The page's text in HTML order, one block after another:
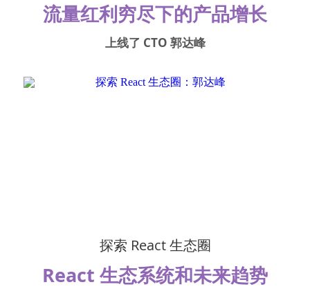
流量红利穷尽下的产品增长
上线了 CTO 郭达峰
探索 React 生态圈
React 生态系统和未来趋势